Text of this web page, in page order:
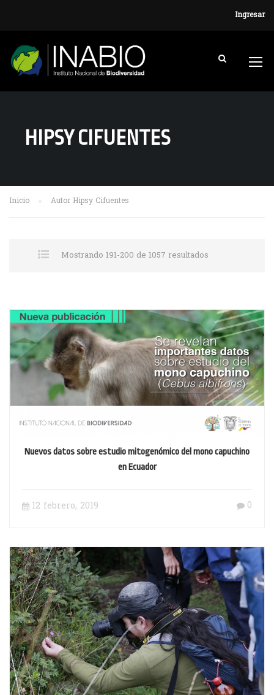
Ingresar
HIPSY CIFUENTES
Inicio Autor Hipsy Cifuentes
Mostrando 191-200 de 1057 resultados
Nuevos datos sobre estudio mitogenómico del mono capuchino
en Ecuador
12 febrero, 2019 0